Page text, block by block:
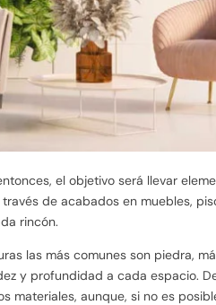
el objetivo será llevar
de acabados en muebles,
rincón.
las más comunes son piedra,
y profundidad a cada espacio.
materiales, aunque, si no es